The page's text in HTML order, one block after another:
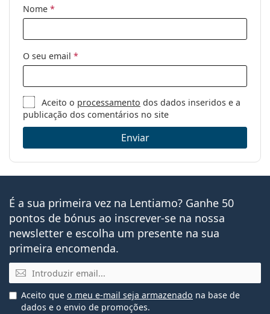
Nome *
O seu email *
Aceito o processamento dos dados inseridos e a
publicação dos comentários no site
Enviar
É a sua primeira vez na Lentiamo? Ganhe 50
pontos de bónus ao inscrever-se na nossa
newsletter e escolha um presente na sua
primeira encomenda.
Email
Aceito que o meu e-mail seja armazenado na base de
dados e o envio de promoções.